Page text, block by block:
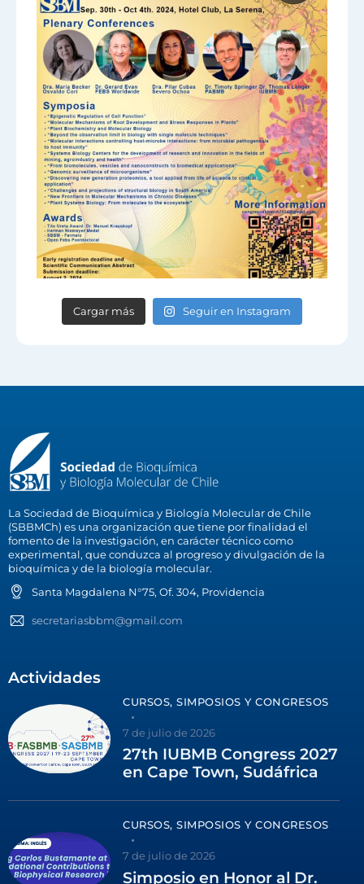
Cargar más Seguir en Instagram
La Sociedad de Bioquímica y Biología Molecular de Chile
(SBBMCh) es una organización que tiene por finalidad el
fomento de la investigación, en carácter técnico como
experimental, que conduzca al progreso y divulgación de la
bioquímica y de la biología molecular.
Santa Magdalena N°75, Of. 304, Providencia
secretariasbbm@gmail.com
Actividades
CURSOS, SIMPOSIOS Y CONGRESOS
7 de julio de 2026
27th IUBMB Congress 2027
en Cape Town, Sudáfrica
CURSOS, SIMPOSIOS Y CONGRESOS
7 de julio de 2026
Simposio en Honor al Dr.